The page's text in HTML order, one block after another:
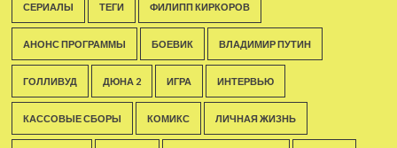
СЕРИАЛЫ ТЕГИ ФИЛИПП КИРКОРОВ
АНОНС ПРОГРАММЫ БОЕВИК ВЛАДИМИР ПУТИН
ГОЛЛИВУД ДЮНА 2 ИГРА ИНТЕРВЬЮ
КАССОВЫЕ СБОРЫ КОМИКС ЛИЧНАЯ ЖИЗНЬ